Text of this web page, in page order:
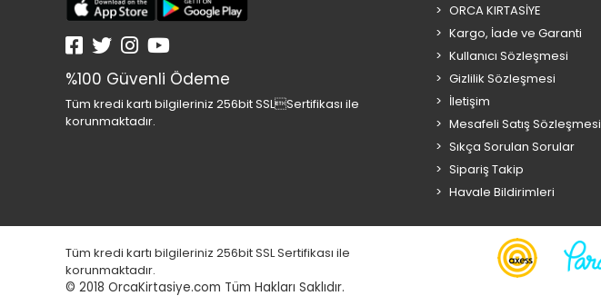
%100 Güvenli Ödeme
Tüm kredi kartı bilgileriniz 256bit SSLSertifikası ile
korunmaktadır.
ORCA KIRTASİYE
Kargo, İade ve Garanti
Kullanıcı Sözleşmesi
Gizlilik Sözleşmesi
İletişim
Mesafeli Satış Sözleşmesi
Sıkça Sorulan Sorular
Sipariş Takip
Havale Bildirimleri
Tüm kredi kartı bilgileriniz 256bit SSL Sertifikası ile
korunmaktadır.
© 2018 OrcaKirtasiye.com Tüm Hakları Saklıdır.